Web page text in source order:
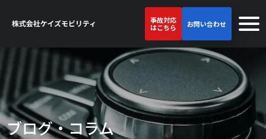
事故対応
はこちら
お問い合わせ
ブログ・コラム